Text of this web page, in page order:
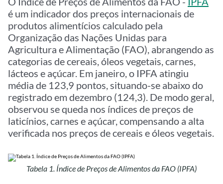
é um indicador dos preços internacionais de
produtos alimentícios calculado pela
Organização das Nações Unidas para
Agricultura e Alimentação (FAO), abrangendo as
categorias de cereais, óleos vegetais, carnes,
lácteos e açúcar. Em janeiro, o IPFA atingiu
média de 123,9 pontos, situando-se abaixo do
registrado em dezembro (124,3). De modo geral,
observou se queda nos índices de preços de
laticínios, carnes e açúcar, compensando a alta
verificada nos preços de cereais e óleos vegetais.
Tabela 1. Índice de Preços de Alimentos da FAO (IPFA)